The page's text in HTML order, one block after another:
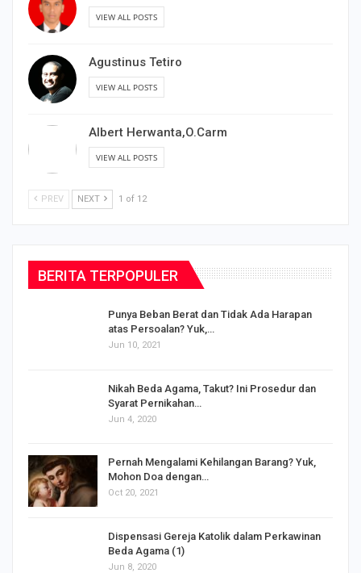
VIEW ALL POSTS
Agustinus Tetiro
VIEW ALL POSTS
Albert Herwanta,O.Carm
VIEW ALL POSTS
PREV NEXT 1 of 12
BERITA TERPOPULER
Punya Beban Berat dan Tidak Ada Harapan
atas Persoalan? Yuk,…
Jun 10, 2021
Nikah Beda Agama, Takut? Ini Prosedur dan
Syarat Pernikahan…
Jun 4, 2020
Pernah Mengalami Kehilangan Barang? Yuk,
Mohon Doa dengan…
Oct 20, 2021
Dispensasi Gereja Katolik dalam Perkawinan
Beda Agama (1)
Jun 8, 2020